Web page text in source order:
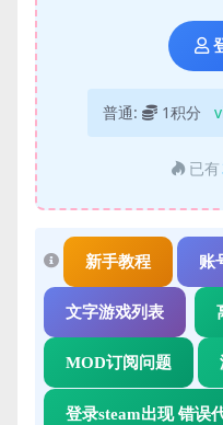
普通: 1积分
已有
新手教程 账
文字游戏列表
MOD订阅问题
登录steam出现 错误